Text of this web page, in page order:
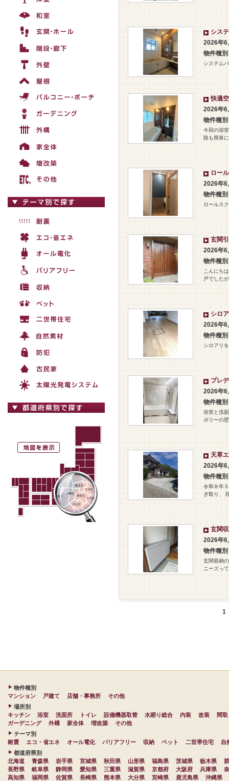
シス
2026年6
物件種
システム
快適
2026年6
物件種
今回の浴
除も簡単
ロー
2026年6
物件種
ロールス
玄関
2026年6
物件種
こんにち
戸でした
シロ
2026年6
物件種
シロアリ
プレ
2026年6
物件種
浴室と洗
ボリーの
天草
2026年6
物件種
令和８年
ぎ取り、
玄関
2026年6
物件種
玄関収納
ニーズっ
1
物件種別
マンション
戸建て 店舗・事務所
その他
場所別
キッチン
浴室 洗面所 トイレ 設備機器取替 水廻り総合 内装 改装
間
ガーデニング
外構 家全体 増改築
その他
テーマ別
耐震
エコ・省エネ オール電化 バリアフリー 収納 ペット 二世帯住宅
自
都道府県別
北海道
青森県 岩手県 宮城県 秋田県 山形県 福島県 茨城県 栃木県
長野県
岐阜県 静岡県 愛知県 三重県 滋賀県 京都府 大阪府 兵庫県
高知県
福岡県 佐賀県 長崎県 熊本県 大分県 宮崎県 鹿児島県 沖縄県